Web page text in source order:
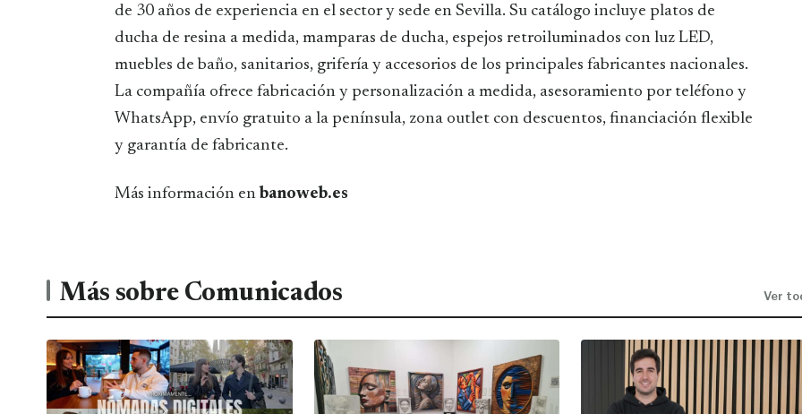
de 30 años de experiencia en el sector y sede en Sevilla. Su catálogo incluye platos de
ducha de resina a medida, mamparas de ducha, espejos retroiluminados con luz LED,
muebles de baño, sanitarios, grifería y accesorios de los principales fabricantes nacionales.
La compañía ofrece fabricación y personalización a medida, asesoramiento por teléfono y
WhatsApp, envío gratuito a la península, zona outlet con descuentos, financiación flexible
y garantía de fabricante.
Más información en banoweb.es
Más sobre Comunicados Ver